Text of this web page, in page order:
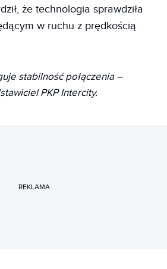
że technologia sprawdziła
w ruchu z prędkością
stabilność połączenia–
PKP Intercity.
REKLAMA